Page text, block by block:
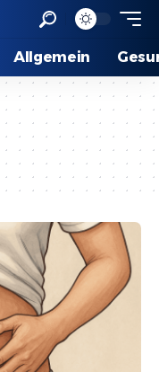
Allgemein